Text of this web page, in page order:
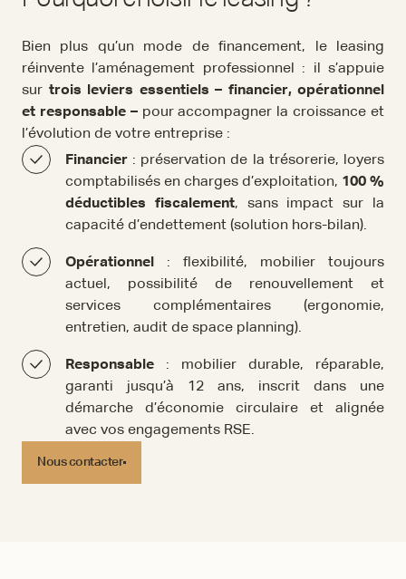
Bien plus qu’un mode de financement, le leasing
réinvente l’aménagement professionnel : il s’appuie
sur trois leviers essentiels – financier, opérationnel
et responsable –pour accompagner la croissance et
l’évolution de votre entreprise :
Financier : préservation de la trésorerie, loyers
comptabilisés en charges d’exploitation, 100 %
déductibles fiscalement, sans impact sur la
capacité d’endettement (solution hors-bilan).
Opérationnel
: flexibilité, mobilier toujours
actuel, possibilité de renouvellement et
services complémentaires (ergonomie,
entretien, audit de space planning).
Responsable : mobilier durable, réparable,
garanti jusqu’à 12 ans, inscrit dans une
démarche d’économie circulaire et alignée
avec vos engagements RSE.
Nous contacter
Nous contacter